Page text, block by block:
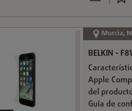
Murcia,
BELKIN -
Apple
del
Guía de